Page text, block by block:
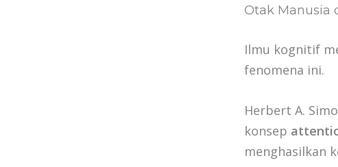
Otak Manusia
Ilmu kognitif
fenomena ini.
Herbert A.
konsep
menghasilkan